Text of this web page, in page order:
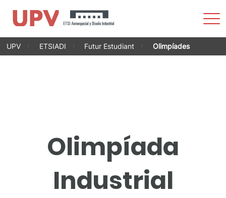
VésUPV ETSIADI Futur Estudiant Olimpíades
Olimpíada
Industrial